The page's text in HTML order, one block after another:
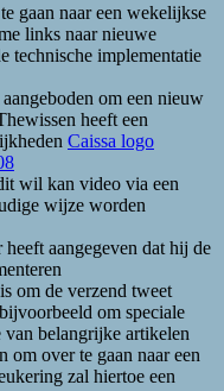
gaan naar een wekelijkse
links naar nieuwe
technische implementatie
om een nieuw
heeft een
Caissa logo
wil kan video via een
wijze worden
heeft aangegeven dat hij de
om de verzend tweet
om speciale
van belangrijke artikelen
om over te gaan naar een
zal hiertoe een